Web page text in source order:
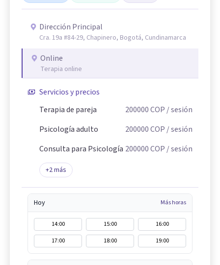
Dirección Principal
Cra. 19a #84-29, Chapinero, Bogotá, Cundinamarca
Online
Terapia online
Servicios y precios
Terapia de pareja
200000COP / sesión
Psicología adulto
200000COP / sesión
Consulta para Psicología 200000COP / sesión
+2más
Hoy Más horas
14:00 15:00
16:00
17:00
18:00 19:00